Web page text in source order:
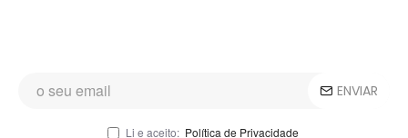
ENVIAR
Li e aceito: Política de Privacidade